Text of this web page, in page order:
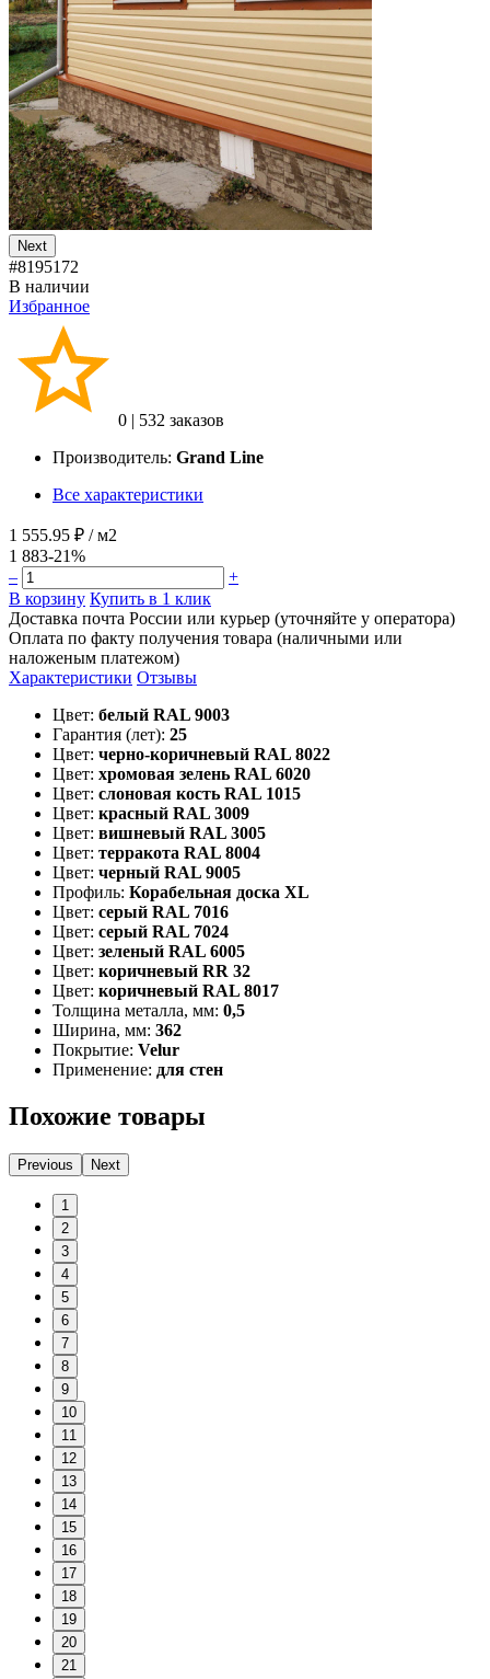
Next
#8195172
В наличии
Избранное
0 | 532 заказов
Производитель: Grand Line
Все характеристики
1 555.95 ₽ / м2
1 883-21%
–
+
В корзину Купить в 1 клик
Доставка почта России или курьер (уточняйте у оператора)
Оплата по факту получения товара (наличными или
наложеным платежом)
Характеристики Отзывы
Цвет: белый RAL 9003
Гарантия (лет): 25
Цвет: черно-коричневый RAL 8022
Цвет: хромовая зелень RAL 6020
Цвет: слоновая кость RAL 1015
Цвет: красный RAL 3009
Цвет: вишневый RAL 3005
Цвет: терракота RAL 8004
Цвет: черный RAL 9005
Профиль: Корабельная доска XL
Цвет: серый RAL 7016
Цвет: серый RAL 7024
Цвет: зеленый RAL 6005
Цвет: коричневый RR 32
Цвет: коричневый RAL 8017
Толщина металла, мм: 0,5
Ширина, мм: 362
Покрытие: Velur
Применение: для стен
Похожие товары
Previous Next
1
2
3
4
5
6
7
8
9
10
11
12
13
14
15
16
17
18
19
20
21